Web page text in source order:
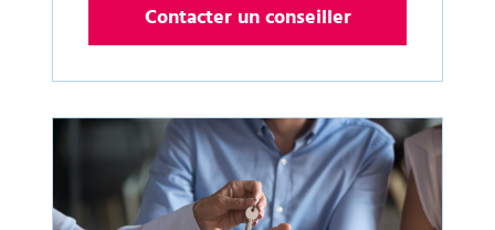
Contacter un conseiller